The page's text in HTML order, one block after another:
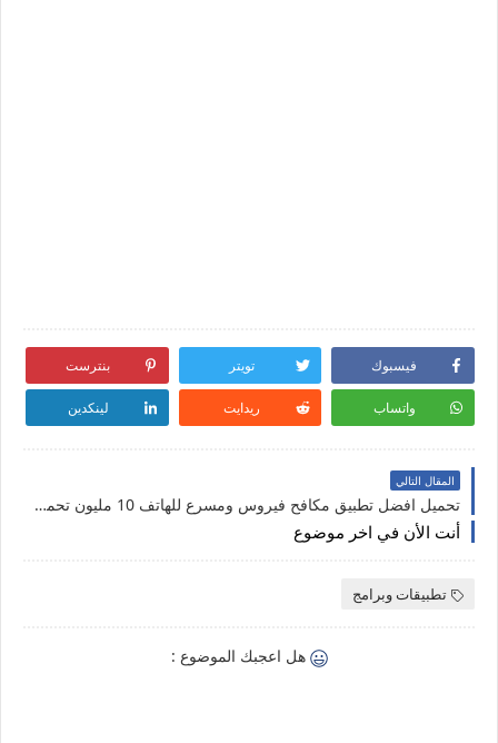
فيسبوك تويتر بنترست
واتساب ريدايت لينكدين
المقال التالي
تحميل افضل تطبيق مكافح فيروس ومسرع للهاتف 10 مليون تحميل
أنت الأن في اخر موضوع
تطبيقات وبرامج
هل اعجبك الموضوع :